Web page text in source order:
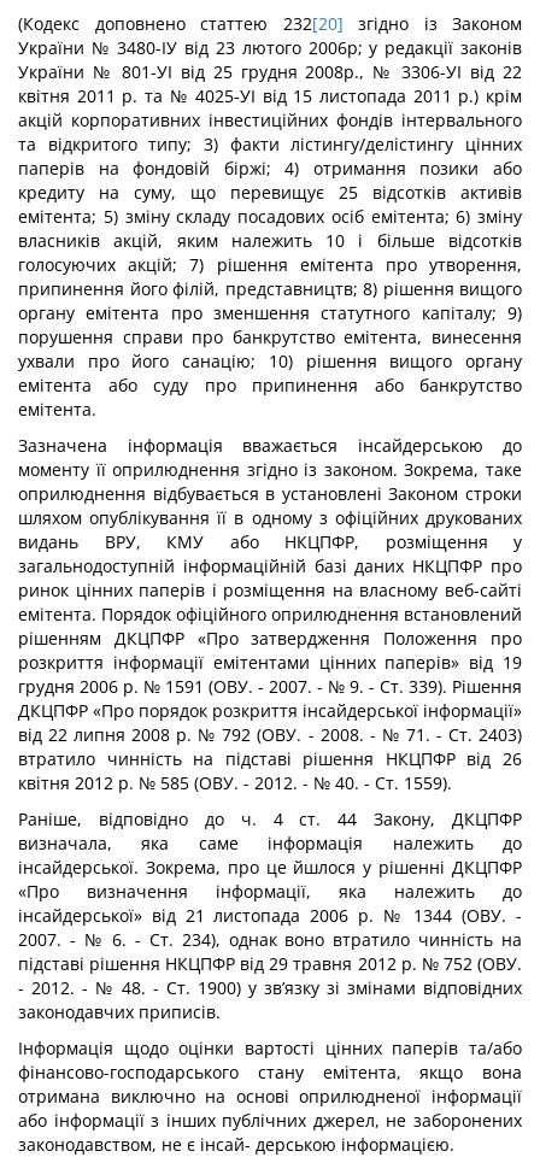
(Кодекс доповнено статтею 232[20] згідно із Законом
України № 3480-ІУ від 23 лютого 2006р; у редакції законів
України № 801-УІ від 25 грудня 2008р., № 3306-УІ від 22
квітня 2011 р. та № 4025-УІ від 15 листопада 2011 р.) крім
акцій корпоративних інвестиційних фондів інтервального
та відкритого типу; 3) факти лістингу/делістингу цінних
паперів на фондовій біржі; 4) отримання позики або
кредиту на суму, що перевищує 25 відсотків активів
емітента; 5) зміну складу посадових осіб емітента; 6) зміну
власників акцій, яким належить 10 і більше відсотків
голосуючих акцій; 7) рішення емітента про утворення,
припинення його філій, представництв; 8) рішення вищого
органу емітента про зменшення статутного капіталу; 9)
порушення справи про банкрутство емітента, винесення
ухвали про його санацію; 10) рішення ви­щого органу
емітента або суду про припинення або банкрутство
емітента.
Зазначена інформація вважається інсайдерською до
моменту її оприлюднення згідно із законом. Зокрема, таке
оприлюднення відбувається в установлені Законом строки
шляхом опублікування її в одному з офіційних друкованих
видань ВРУ, КМУ або НКЦПФР, розміщення у
загальнодоступній інформаційній базі даних НКЦПФР про
ринок цінних паперів і розміщення на власному веб-сайті
емітента. Порядок офіційного оприлюднення встановлений
рішенням ДКЦПФР «Про затвердження По­ложення про
розкриття інформації емітентами цінних паперів» від 19
грудня 2006 р. № 1591 (ОВУ. - 2007. - № 9. - Ст. 339). Рішення
ДКЦПФР «Про порядок розкриття інсайдерської інформації»
від 22 липня 2008 р. № 792 (ОВУ. - 2008. - № 71. - Ст. 2403)
втратило чинність на підставі рішення НКЦПФР від 26
квітня 2012 р. № 585 (ОВУ. - 2012. - № 40. - Ст. 1559).
Раніше, відповідно до ч. 4 ст. 44 Закону, ДКЦПФР
визначала, яка саме інформація належить до
інсайдерської. Зокрема, про це йшлося у рішенні ДКЦПФР
«Про визна­чення інформації, яка належить до
інсайдерської» від 21 листопада 2006 р. № 1344 (ОВУ. -
2007. - № 6. - Ст. 234), однак воно втратило чинність на
підставі рішення НКЦПФР від 29 травня 2012 р. № 752 (ОВУ.
- 2012. - № 48. - Ст. 1900) у зв’язку зі змінами відповідних
законодавчих приписів.
Інформація щодо оцінки вартості цінних паперів та/або
фінансово-господарсько­го стану емітента, якщо вона
отримана виключно на основі оприлюдненої інформації
або інформації з інших публічних джерел, не заборонених
законодавством, не є інсай- дерською інформацією.